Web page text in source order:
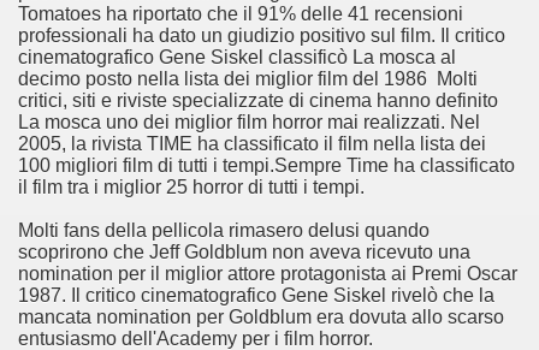
Tomatoes ha riportato che il 91% delle 41 recensioni
professionali ha dato un giudizio positivo sul film. Il critico
cinematografico Gene Siskel classificò La mosca al
decimo posto nella lista dei miglior film del 1986 Molti
critici, siti e riviste specializzate di cinema hanno definito
La mosca uno dei miglior film horror mai realizzati. Nel
2005, la rivista TIME ha classificato il film nella lista dei
100 migliori film di tutti i tempi.Sempre Time ha classificato
il film tra i miglior 25 horror di tutti i tempi.
Molti fans della pellicola rimasero delusi quando
scoprirono che Jeff Goldblum non aveva ricevuto una
nomination per il miglior attore protagonista ai Premi Oscar
1987. Il critico cinematografico Gene Siskel rivelò che la
mancata nomination per Goldblum era dovuta allo scarso
entusiasmo dell'Academy per i film horror.